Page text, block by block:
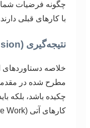
چگونه فرضیات شما
با کارهای قبلی
نتیجه‌گیری (Conclusion)
خلاصه
مطرح شده در
چکیده باشد، بلکه
کارهای آتی (Future Work) نیز باشد.